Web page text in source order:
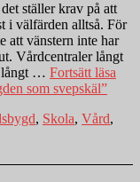
ställer krav på att
i välfärden alltså. För
att vänstern inte har
Vårdcentraler långt
långt … Fortsätt läsa
som svepskäl”
, Skola, Vård,